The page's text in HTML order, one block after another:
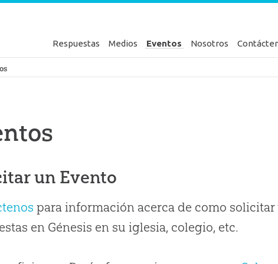
Respuestas Medios Eventos Nosotros
Génesis
un Evento
para información acerca de como
en Génesis en su iglesia, colegio, etc.